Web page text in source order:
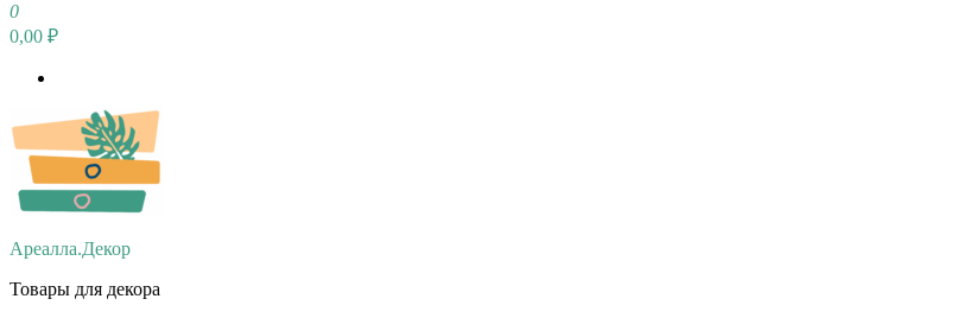
0
0,00 ₽
Ареалла.Декор
Товары для декора